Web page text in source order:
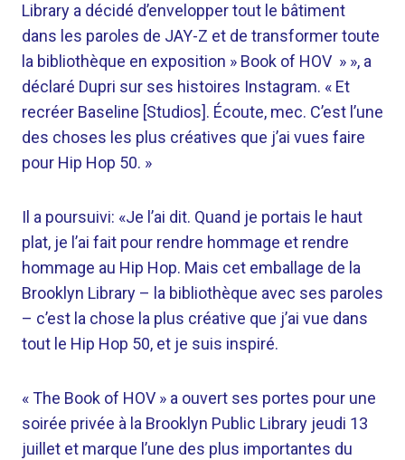
Library a décidé d’envelopper tout le bâtiment
dans les paroles de JAY-Z et de transformer toute
la bibliothèque en exposition » Book of HOV » », a
déclaré Dupri sur ses histoires Instagram. « Et
recréer Baseline [Studios]. Écoute, mec. C’est l’une
des choses les plus créatives que j’ai vues faire
pour Hip Hop 50. »
Il a poursuivi: «Je l’ai dit. Quand je portais le haut
plat, je l’ai fait pour rendre hommage et rendre
hommage au Hip Hop. Mais cet emballage de la
Brooklyn Library – la bibliothèque avec ses paroles
– c’est la chose la plus créative que j’ai vue dans
tout le Hip Hop 50, et je suis inspiré.
« The Book of HOV » a ouvert ses portes pour une
soirée privée à la Brooklyn Public Library jeudi 13
juillet et marque l’une des plus importantes du